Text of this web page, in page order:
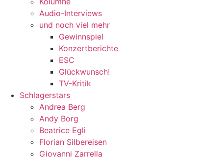
Audio-Interviews
und noch viel mehr
Gewinnspiel
Konzertberichte
ESC
Glückwunsch!
TV-Kritik
Schlagerstars
Andrea Berg
Andy Borg
Beatrice Egli
Florian Silbereisen
Giovanni Zarrella